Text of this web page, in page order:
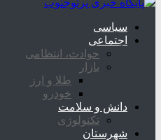
سیاسی
اجتماعی
حوادث، انتظامی
بازار
طلا و ارز
خودرو
دانش و سلامت
تکنولوژی
شهرستان